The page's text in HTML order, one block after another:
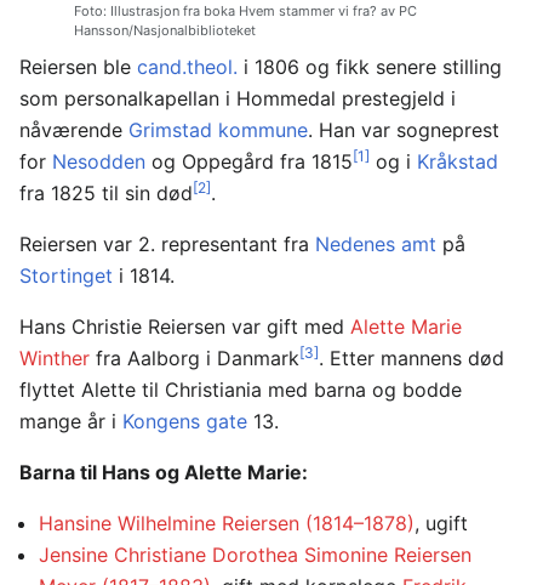
Foto: Illustrasjon fra boka Hvem stammer vi fra? av PC
Hansson/Nasjonalbiblioteket
Reiersen ble cand.theol. i 1806 og fikk senere stilling
som personalkapellan i Hommedal prestegjeld i
nåværende Grimstad kommune. Han var sogneprest
for Nesodden og Oppegård fra 1815[1] og i Kråkstad
fra 1825 til sin død[2].
Reiersen var 2. representant fra Nedenes amt på
Stortinget i 1814.
Hans Christie Reiersen var gift med Alette Marie
Winther fra Aalborg i Danmark[3]. Etter mannens død
flyttet Alette til Christiania med barna og bodde
mange år i Kongens gate 13.
Barna til Hans og Alette Marie:
Hansine Wilhelmine Reiersen (1814–1878), ugift
Jensine Christiane Dorothea Simonine Reiersen